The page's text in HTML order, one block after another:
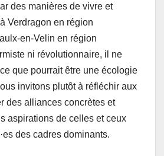
des manières de vivre et
Verdragon en région
en-Velin en région
ni révolutionnaire, il ne
que pourrait être une écologie
invitons plutôt à réfléchir aux
des alliances concrètes et
aspirations de celles et ceux
des cadres dominants.